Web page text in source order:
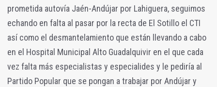
prometida autovía Jaén-Andújar por Lahiguera, seguimos
echando en falta al pasar por la recta de El Sotillo el CTI
así como el desmantelamiento que están llevando a cabo
en el Hospital Municipal Alto Guadalquivir en el que cada
vez falta más especialistas y especialides y le pediría al
Partido Popular que se pongan a trabajar por Andújar y